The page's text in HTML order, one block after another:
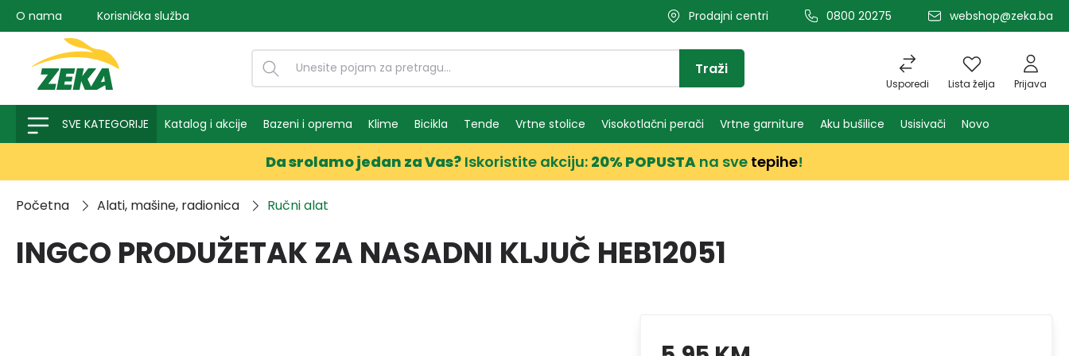
pretragu Preskoči na glavnu navigaciju
O nama Korisnička služba Prodajni centri 0800 20275 webshop@zeka.ba
Usporedi Lista želja Prijava
Traži
SVE KATEGORIJE Katalog i akcije Bazeni i oprema Klime Bicikla Tende Vrtne stolice Visokotlačni perači Vrtne garniture Aku bušilice Usisivači Novo
Da srolamo jedan za Vas? Iskoristite akciju: 20% POPUSTA na sve tepihe!
Početna Alati, mašine, radionica Ručni alat
INGCO PRODUŽETAK ZA NASADNI KLJUČ HEB12051